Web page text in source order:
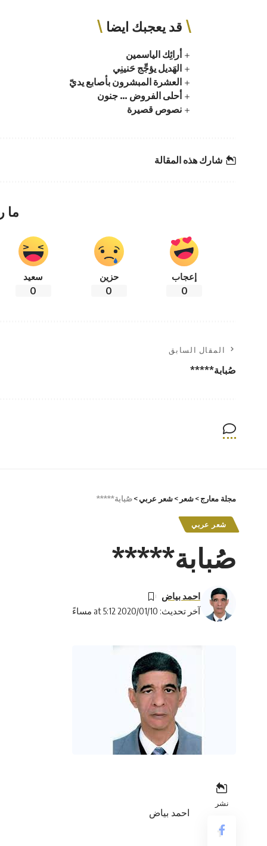
قد يعجبك ايضا
أرائِك الياسمين
الهَديل يؤجِّج حَنينِي
العشرة المبشرون بأصابع يديّ
أحلى الفروض … جنون
نصوص قصيرة
شارك هذه المقالة
ما
إعجاب
0
حزين
0
سعيد
0
المقال السابق
صُبابة*****
مجلة معارج>شعر >شعر عربي>صُبابة*****
شعر عربي
صُبابة*****
آخر تحديث: 2020/01/10 at 5:12 مساءً
احمد بياض
نشر
احمد بياض